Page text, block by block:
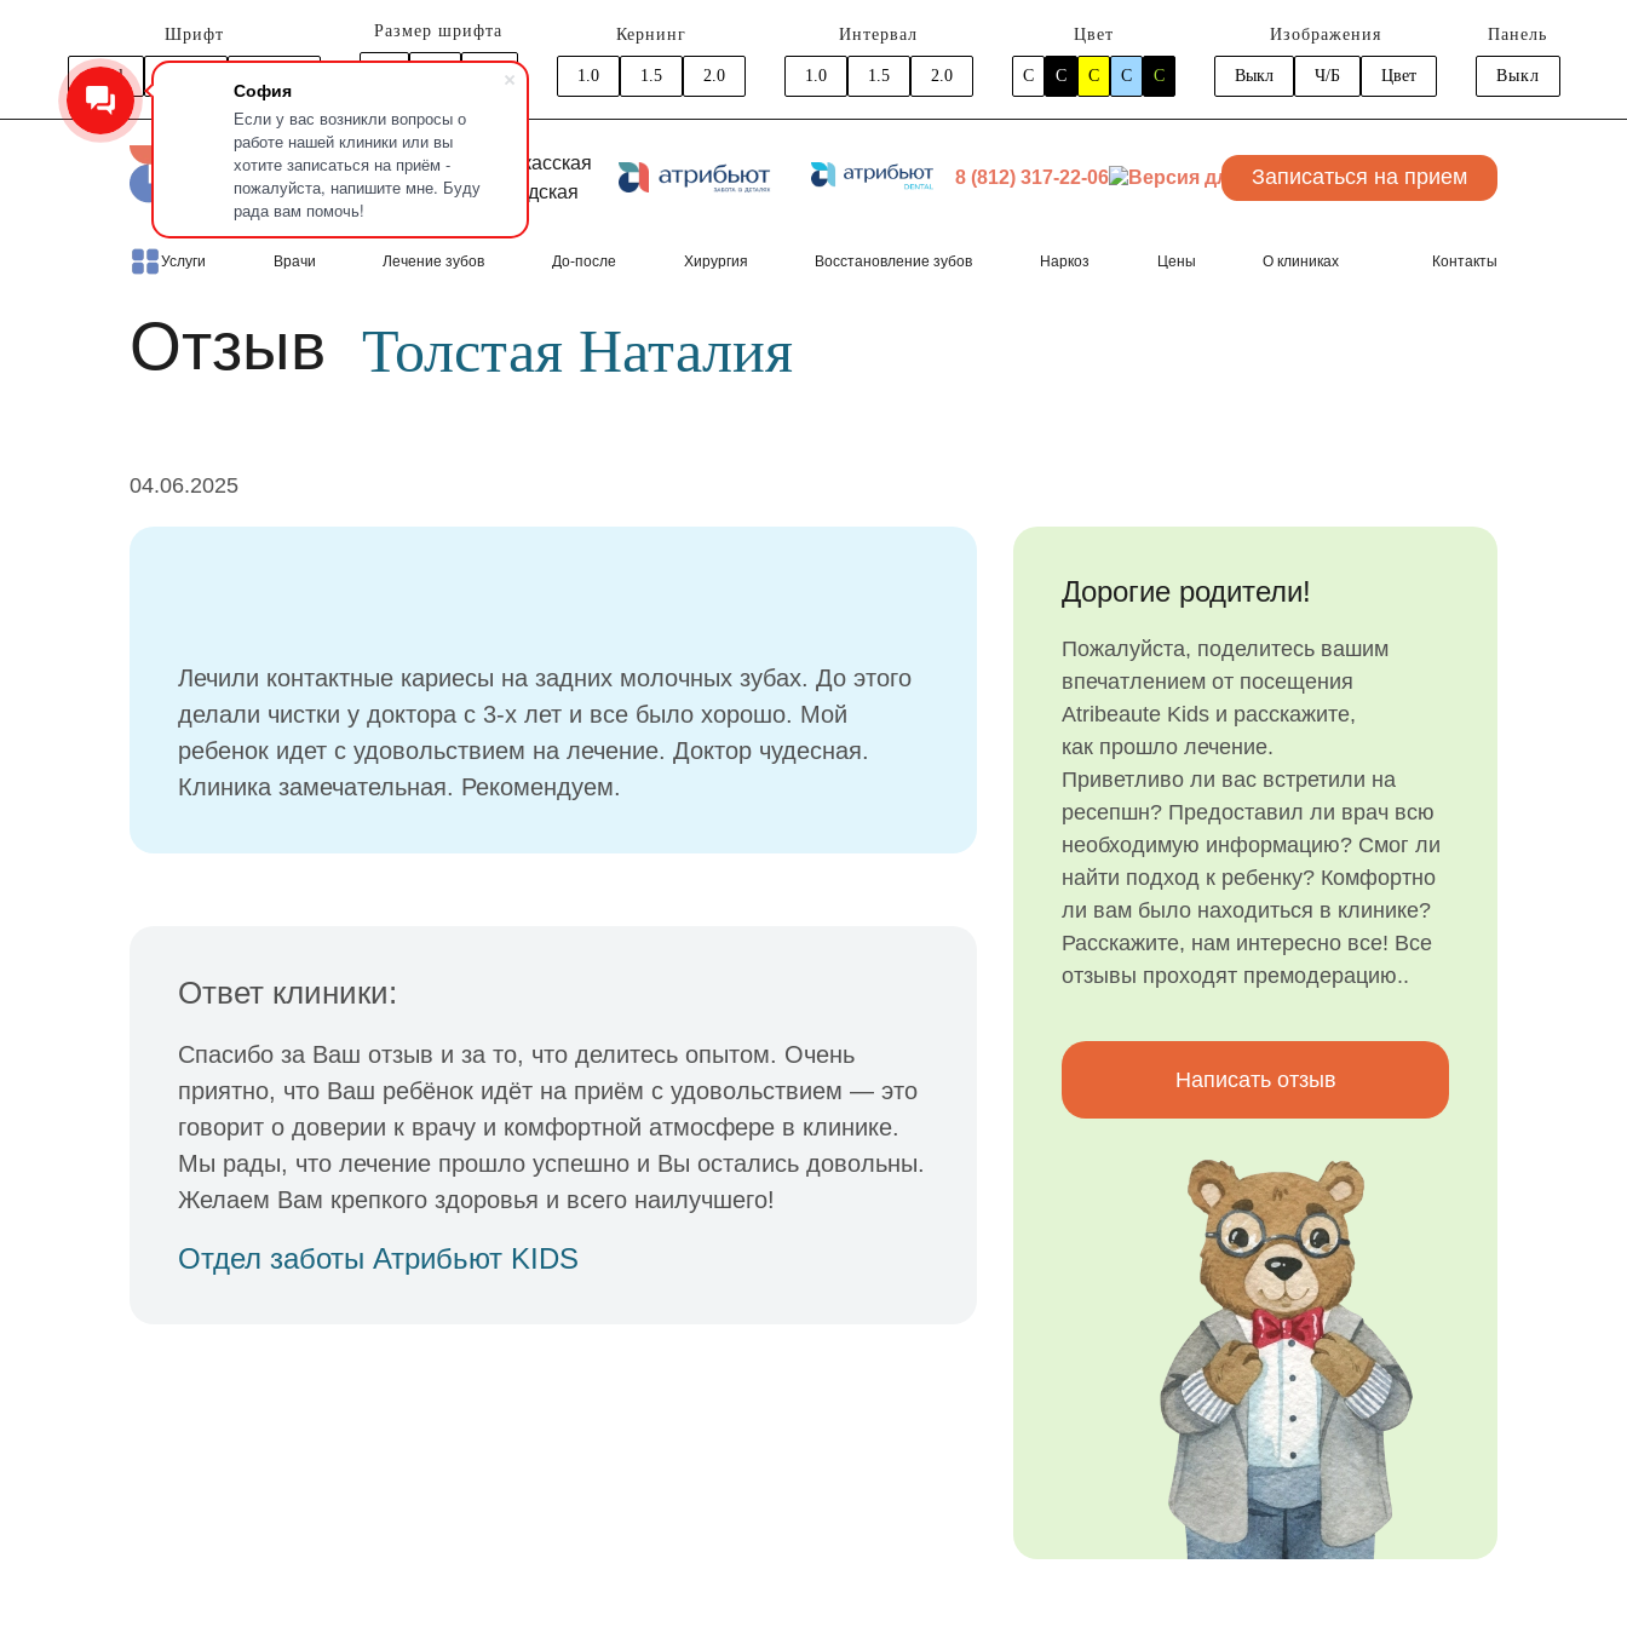
София
Если у вас возникли вопросы о
работе нашей клиники или вы
хотите записаться на приём -
пожалуйста, напишите мне. Буду
рада вам помочь!
Шрифт
Arial
Размер шрифта Кернинг
1.0 1.5 2.0
Интервал
1.0 1.5 2.0
Цвет
C C C C C
Изображения
Выкл Ч/Б Цвет
Панель
Выкл
Новочеркасская
Петроградская
8 (812) 317-22-06 Записаться на прием
Услуги Врачи Лечение зубов До-после Хирургия Восстановление зубов Наркоз Цены О клиниках Контакты
Главная
Отзыв Толстая Наталия
04.06.2025
Лечили контактные кариесы на задних молочных зубах. До этого
делали чистки у доктора с 3-х лет и все было хорошо. Мой
ребенок идет с удовольствием на лечение. Доктор чудесная.
Клиника замечательная. Рекомендуем.
Ответ клиники:
Спасибо за Ваш отзыв и за то, что делитесь опытом. Очень
приятно, что Ваш ребёнок идёт на приём с удовольствием — это
говорит о доверии к врачу и комфортной атмосфере в клинике.
Мы рады, что лечение прошло успешно и Вы остались довольны.
Желаем Вам крепкого здоровья и всего наилучшего!
Отдел заботы Атрибьют KIDS
Дорогие родители!
Пожалуйста, поделитесь вашим
впечатлением от посещения
Atribeaute Kids и расскажите,
как прошло лечение.
Приветливо ли вас встретили на
ресепшн? Предоставил ли врач всю
необходимую информацию? Смог ли
найти подход к ребенку? Комфортно
ли вам было находиться в клинике?
Расскажите, нам интересно все! Все
отзывы проходят премодерацию..
Написать отзыв